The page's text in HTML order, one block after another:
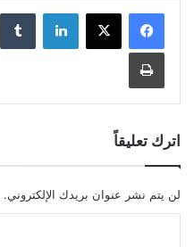
لينكدإن
طباعة
اترك تعليقاً
لن يتم نشر عنوان بريدك الإلكتروني.